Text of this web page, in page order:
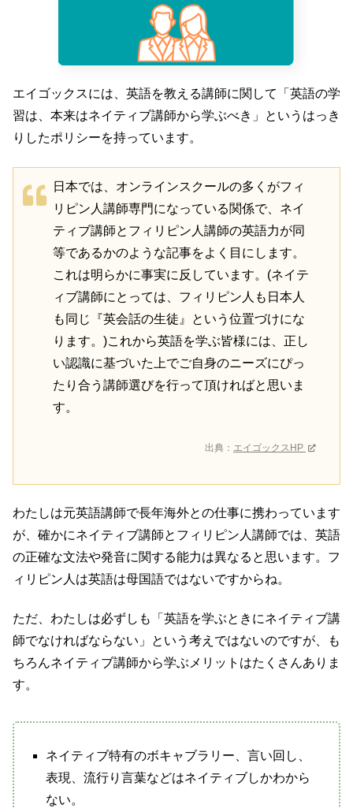
エイゴックスには、英語を教える講師に関して「英語の学
習は、本来はネイティブ講師から学ぶべき」というはっき
りしたポリシーを持っています。
日本では、オンラインスクールの多くがフィ
リピン人講師専門になっている関係で、ネイ
ティブ講師とフィリピン人講師の英語力が同
等であるかのような記事をよく目にします。
これは明らかに事実に反しています。(ネイテ
ィブ講師にとっては、フィリピン人も日本人
も同じ『英会話の生徒』という位置づけにな
ります。)これから英語を学ぶ皆様には、正し
い認識に基づいた上でご自身のニーズにぴっ
たり合う講師選びを行って頂ければと思いま
す。
出典： エイゴックスHP
わたしは元英語講師で長年海外との仕事に携わっています
が、確かにネイティブ講師とフィリピン人講師では、英語
の正確な文法や発音に関する能力は異なると思います。フ
ィリピン人は英語は母国語ではないですからね。
ただ、わたしは必ずしも「英語を学ぶときにネイティブ講
師でなければならない」という考えではないのですが、も
ちろんネイティブ講師から学ぶメリットはたくさんありま
す。
ネイティブ特有のボキャブラリー、言い回し、
表現、流行り言葉などはネイティブしかわから
ない。